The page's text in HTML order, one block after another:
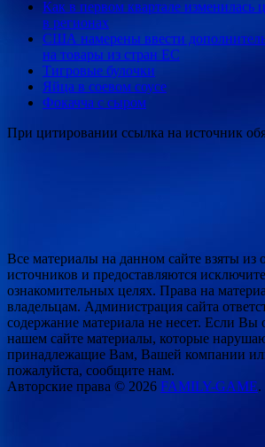
Как в первом квартале изменилась
в регионах
США намерены ввести
на товары из стран ЕС
Тигровые булочки
Яйца в соевом соусе
Фокачча с сыром
При цитировании ссылка на источник
Все материалы на данном сайте взяты из
источников и предоставляются
ознакомительных целях. Права на
владельцам. Администрация сайта
содержание материала не несет. Если Вы
нашем сайте материалы, которые
принадлежащие Вам, Вашей компании
пожалуйста, сообщите нам.
Авторские права © 2026 FAMILY-GAME.